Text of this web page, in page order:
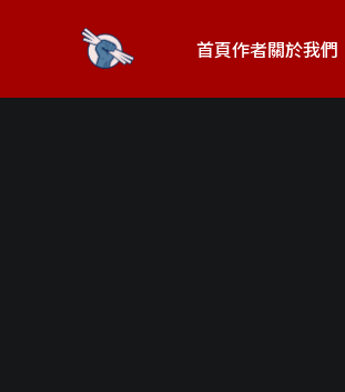
首頁作者關於我們